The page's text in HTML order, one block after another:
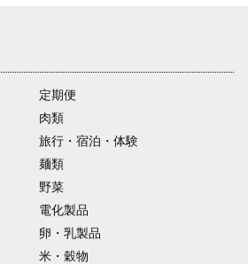
定期便
肉類
旅行・宿泊・体験
麺類
野菜
電化製品
卵・乳製品
米・穀物